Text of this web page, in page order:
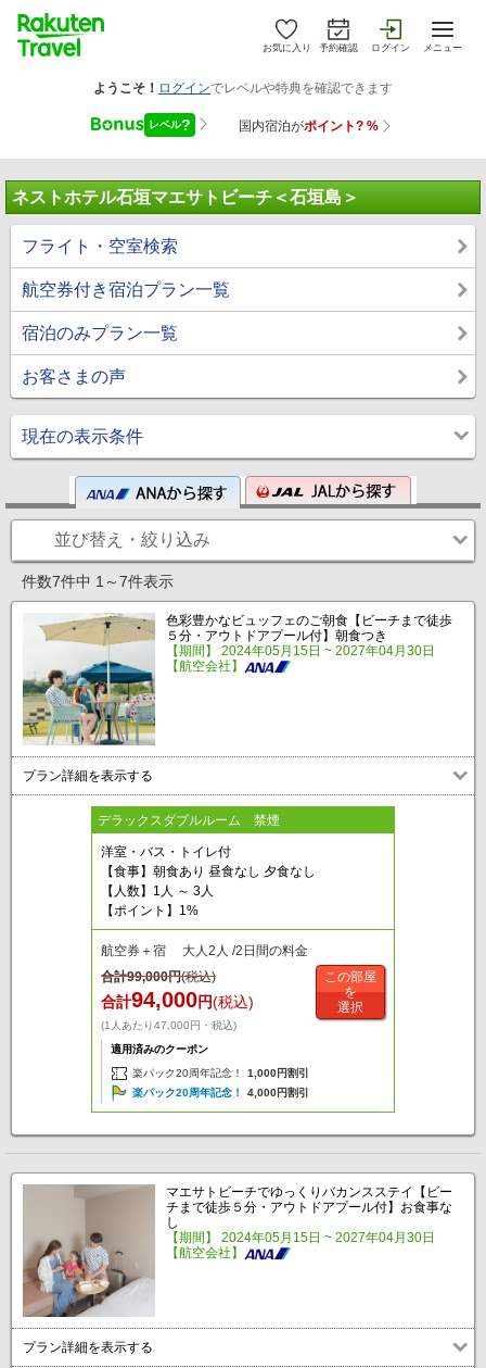
お気に入り 予約確認 ログイン メニュー
ネストホテル石垣マエサトビーチ＜石垣島＞
フライト・空室検索
航空券付き宿泊プラン一覧
宿泊のみプラン一覧
お客さまの声
現在の表示条件
並び替え・絞り込み
件数7件中 1～7件表示
色彩豊かなビュッフェのご朝食【ビーチまで徒歩
５分・アウトドアプール付】朝食つき
【期間】 2024年05月15日 ~ 2027年04月30日
【航空会社】
プラン詳細を表示する
デラックスダブルルーム 禁煙
洋室・バス・トイレ付
【食事】朝食あり 昼食なし 夕食なし
【人数】1人 ～ 3人
【ポイント】1%
航空券＋宿 大人2人 /2日間の料金
合計99,000円(税込)
合計94,000円(税込)
(1人あたり47,000円・税込)
適用済みのクーポン
楽パック20周年記念！
1,000円割引
楽パック20周年記念！
4,000円割引
この部屋
を
選択
マエサトビーチでゆっくりバカンスステイ【ビー
チまで徒歩５分・アウトドアプール付】お食事な
し
【期間】 2024年05月15日 ~ 2027年04月30日
【航空会社】
プラン詳細を表示する